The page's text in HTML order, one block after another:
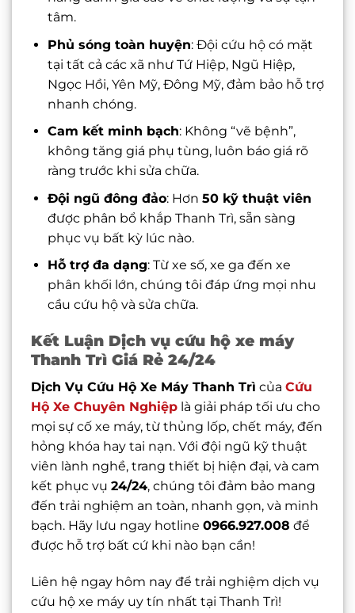
tâm.
Phủ sóng toàn huyện: Đội cứu hộ có mặt
tại tất cả các xã như Tứ Hiệp, Ngũ Hiệp,
Ngọc Hồi, Yên Mỹ, Đông Mỹ, đảm bảo hỗ trợ
nhanh chóng.
Cam kết minh bạch: Không “vẽ bệnh”,
không tăng giá phụ tùng, luôn báo giá rõ
ràng trước khi sửa chữa.
Đội ngũ đông đảo: Hơn 50 kỹ thuật viên
được phân bổ khắp Thanh Trì, sẵn sàng
phục vụ bất kỳ lúc nào.
Hỗ trợ đa dạng: Từ xe số, xe ga đến xe
phân khối lớn, chúng tôi đáp ứng mọi nhu
cầu cứu hộ và sửa chữa.
Kết Luận Dịch vụ cứu hộ xe máy
Thanh Trì Giá Rẻ 24/24
Dịch Vụ Cứu Hộ Xe Máy Thanh Trì của Cứu
Hộ Xe Chuyên Nghiệp là giải pháp tối ưu cho
mọi sự cố xe máy, từ thủng lốp, chết máy, đến
hỏng khóa hay tai nạn. Với đội ngũ kỹ thuật
viên lành nghề, trang thiết bị hiện đại, và cam
kết phục vụ 24/24, chúng tôi đảm bảo mang
đến trải nghiệm an toàn, nhanh gọn, và minh
bạch. Hãy lưu ngay hotline 0966.927.008 để
được hỗ trợ bất cứ khi nào bạn cần!
Liên hệ ngay hôm nay để trải nghiệm dịch vụ
cứu hộ xe máy uy tín nhất tại Thanh Trì!